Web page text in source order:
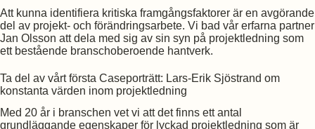
Att kunna identifiera kritiska framgångsfaktorer är en avgörande
del av projekt- och förändringsarbete. Vi bad vår erfarna partner
Jan Olsson att dela med sig av sin syn på projektledning som
ett bestående branschoberoende hantverk.
Ta del av vårt första Caseporträtt: Lars-Erik Sjöstrand om
konstanta värden inom projektledning
Med 20 år i branschen vet vi att det finns ett antal
grundläggande egenskaper för lyckad projektledning som är